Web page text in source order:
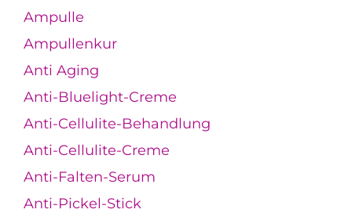
Ampulle
Ampullenkur
Anti Aging
Anti-Bluelight-Creme
Anti-Cellulite-Behandlung
Anti-Cellulite-Creme
Anti-Falten-Serum
Anti-Pickel-Stick